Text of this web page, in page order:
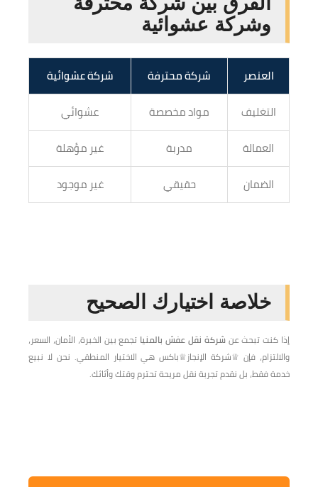
وشركة عشوائية
العنصر شركة محترفة
شركة عشوائية
التغليف
مواد مخصصة
عشوائي
العمالة
مدربة
غير مؤهلة
الضمان
حقيقي غير موجود
خلاصة اختيارك الصحيح
إذا كنت تبحث عنشركة نقل عفش بالمنيا تجمع بين الخبرة، الأمان، السعر،
والالتزام، فإن ♕شركة الإنجاز♕باكس هي الاختيار المنطقي. نحن لا نبيع
خدمة فقط، بل نقدم تجربة نقل مريحة تحترم وقتك وأثاثك.